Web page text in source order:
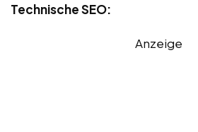
Technische SEO:
Anzeige